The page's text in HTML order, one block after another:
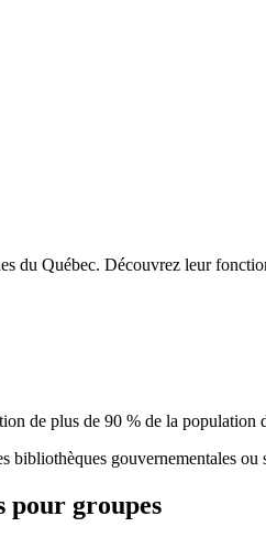
du Québec. Découvrez leur
de plus de 90 % de la population
bibliothèques gouvernementales ou
pour groupes